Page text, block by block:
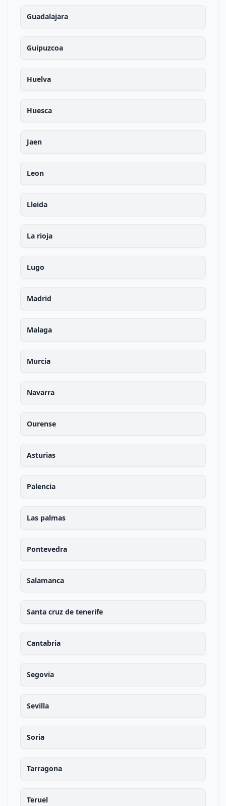
Guadalajara
Guipuzcoa
Huelva
Huesca
Jaen
Leon
Lleida
La rioja
Lugo
Madrid
Malaga
Murcia
Navarra
Ourense
Asturias
Palencia
Las palmas
Pontevedra
Salamanca
Santa cruz de tenerife
Cantabria
Segovia
Sevilla
Soria
Tarragona
Teruel